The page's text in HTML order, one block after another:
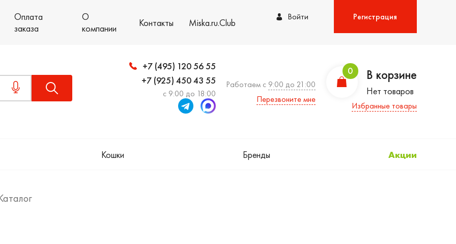
Оплата
заказа
О
компании
Контакты Miska.ru.Club Войти Регистрация
+7 (495) 120 56 55
+7 (925) 450 43 55
с 9:00 до 18:00
Работаем с 9:00 до 21:00
Перезвоните мне
0 В корзине
Нет товаров
Избранные товары
Кошки Бренды Акции